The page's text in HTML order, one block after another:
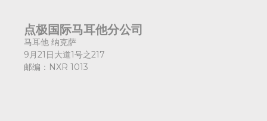
点极国际马耳他分公司
马耳他 纳克萨
9月21日大道1号之217
邮编： NXR 1013